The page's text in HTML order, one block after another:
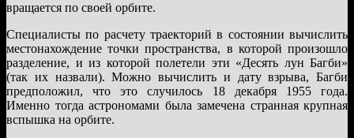
вращается по своей орбите.
Специалисты по расчету траекторий в состоянии вычислить
местонахождение точки пространства, в которой произошло
разделение, и из которой полетели эти «Десять лун Багби»
(так их назвали). Можно вычислить и дату взрыва, Багби
предположил, что это случилось 18 декабря 1955 года.
Именно тогда астрономами была замечена странная крупная
вспышка на орбите.